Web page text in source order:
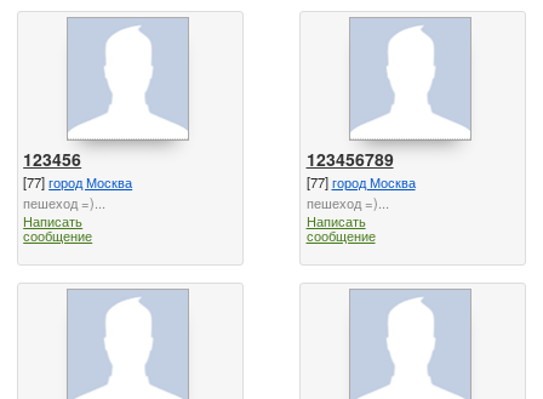
123456
[77]город Москва
пешеход =)...
Написать
сообщение
123456789
[77]город Москва
пешеход =)...
Написать
сообщение